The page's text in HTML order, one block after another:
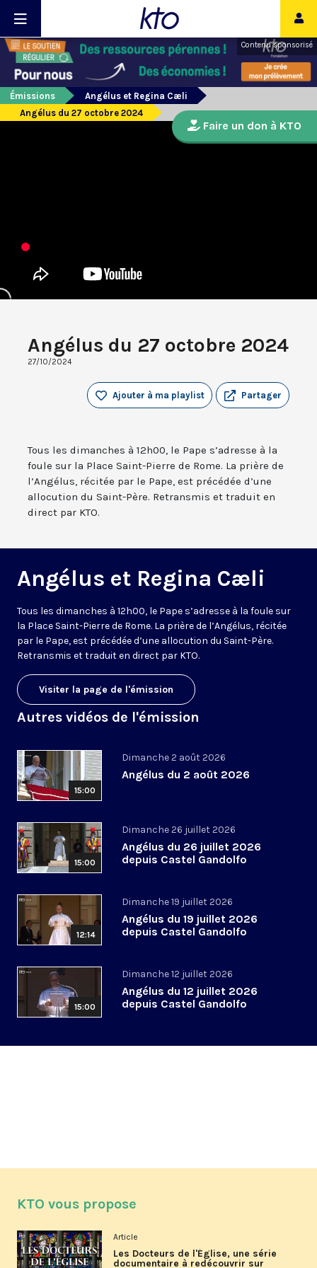
Contenu sponsorisé
Émissions
Angélus et Regina Cæli
Angélus du 27 octobre 2024
Angélus du 27 octobre 2024
27/10/2024
Partager
Ajouter à ma playlist
Tous les dimanches à 12h00, le Pape s’adresse à la
foule sur la Place Saint-Pierre de Rome. La prière de
l’Angélus, récitée par le Pape, est précédée d’une
allocution du Saint-Père. Retransmis et traduit en
direct par KTO.
Angélus et Regina Cæli
Tous les dimanches à 12h00, le Pape s’adresse à la foule sur
la Place Saint-Pierre de Rome. La prière de l’Angélus, récitée
par le Pape, est précédée d’une allocution du Saint-Père.
Retransmis et traduit en direct par KTO.
Visiter la page de l'émission
Autres vidéos de l'émission
15:00
Dimanche 2 août 2026
Angélus du 2 août 2026
15:00
Dimanche 26 juillet 2026
Angélus du 26 juillet 2026
depuis Castel Gandolfo
12:14
Dimanche 19 juillet 2026
Angélus du 19 juillet 2026
depuis Castel Gandolfo
15:00
Dimanche 12 juillet 2026
Angélus du 12 juillet 2026
depuis Castel Gandolfo
Faire un don à KTO
KTO vous propose
Article
Les Docteurs de l'Église, une série
documentaire à redécouvrir sur